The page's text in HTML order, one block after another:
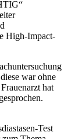
High-Impact-
war ohne
hat
Test